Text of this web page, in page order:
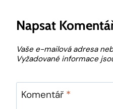
Napsat
Vaše e-mailová adresa
Vyžadované informace
Komentář *